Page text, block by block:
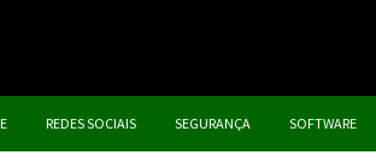
REDES SOCIAIS SEGURANÇA SOFTWARE